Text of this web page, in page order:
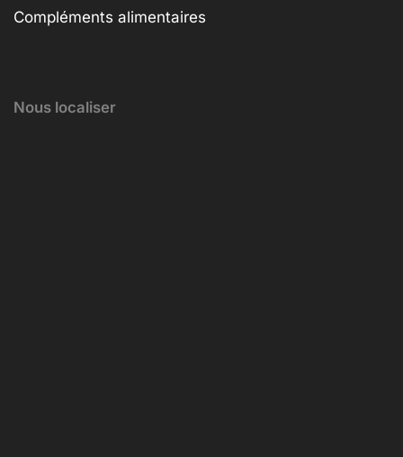
Compléments alimentaires
Nous localiser